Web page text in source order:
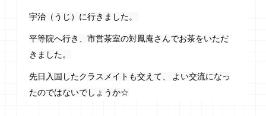
宇治（うじ）に行きました。
平等院へ行き、市営茶室の対鳳庵さんでお茶をいただ
きました。
先日入国したクラスメイトも交えて、 よい交流になっ
たのではないでしょうか☆